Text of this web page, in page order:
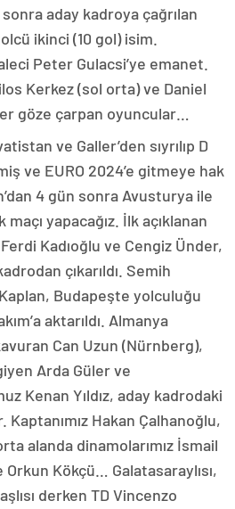
aday kadroya çağrılan
ikinci (10 gol) isim.
Peter Gulacsi’ye emanet.
Kerkez (sol orta) ve Daniel
göze çarpan oyuncular…
ve Galler’den sıyrılıp D
ve EURO 2024’e gitmeye hak
4 gün sonra Avusturya ile
maçı yapacağız. İlk açıklanan
Kadıoğlu ve Cengiz Ünder,
çıkarıldı. Semih
Budapeşte yolculuğu
aktarıldı. Almanya
Can Uzun (Nürnberg),
Arda Güler ve
Kenan Yıldız, aday kadrodaki
Kaptanımız Hakan Çalhanoğlu,
alanda dinamolarımız İsmail
Kökçü… Galatasaraylısı,
derken TD Vincenzo